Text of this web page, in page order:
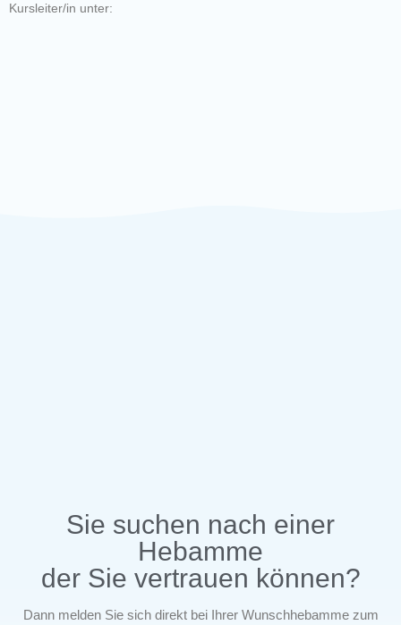
Kursleiter/in unter:
Sie suchen nach einer
Hebamme
der Sie vertrauen können?
Dann melden Sie sich direkt bei Ihrer Wunschhebamme zum